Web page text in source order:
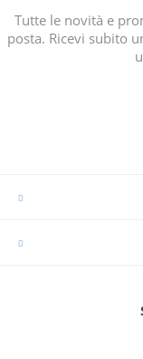
Tutte le novità e
posta. Ricevi subito